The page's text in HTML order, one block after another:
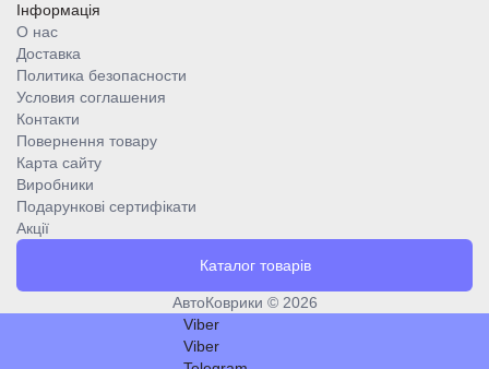
Інформація
О нас
Доставка
Политика безопасности
Условия соглашения
Контакти
Повернення товару
Карта сайту
Виробники
Подарункові сертифікати
Акції
Каталог товарів
АвтоКоврики © 2026
Viber
Viber